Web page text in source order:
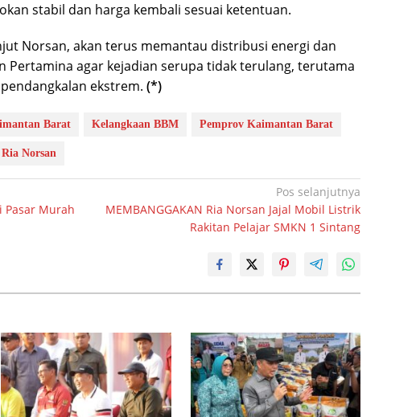
stabil dan harga kembali sesuai ketentuan.
Norsan, akan terus memantau distribusi energi dan
Pertamina agar kejadian serupa tidak terulang, terutama
ekstrem. (*)
Barat Kelangkaan BBM Pemprov Kaimantan Barat
Ria Norsan
Pasar Murah
Pos selanjutnya
MEMBANGGAKAN Ria Norsan Jajal Mobil Listrik
Rakitan Pelajar SMKN 1 Sintang